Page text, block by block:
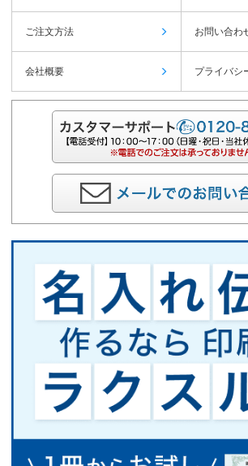
ご注文方法 お問い合わ
会社概要 プライバシ